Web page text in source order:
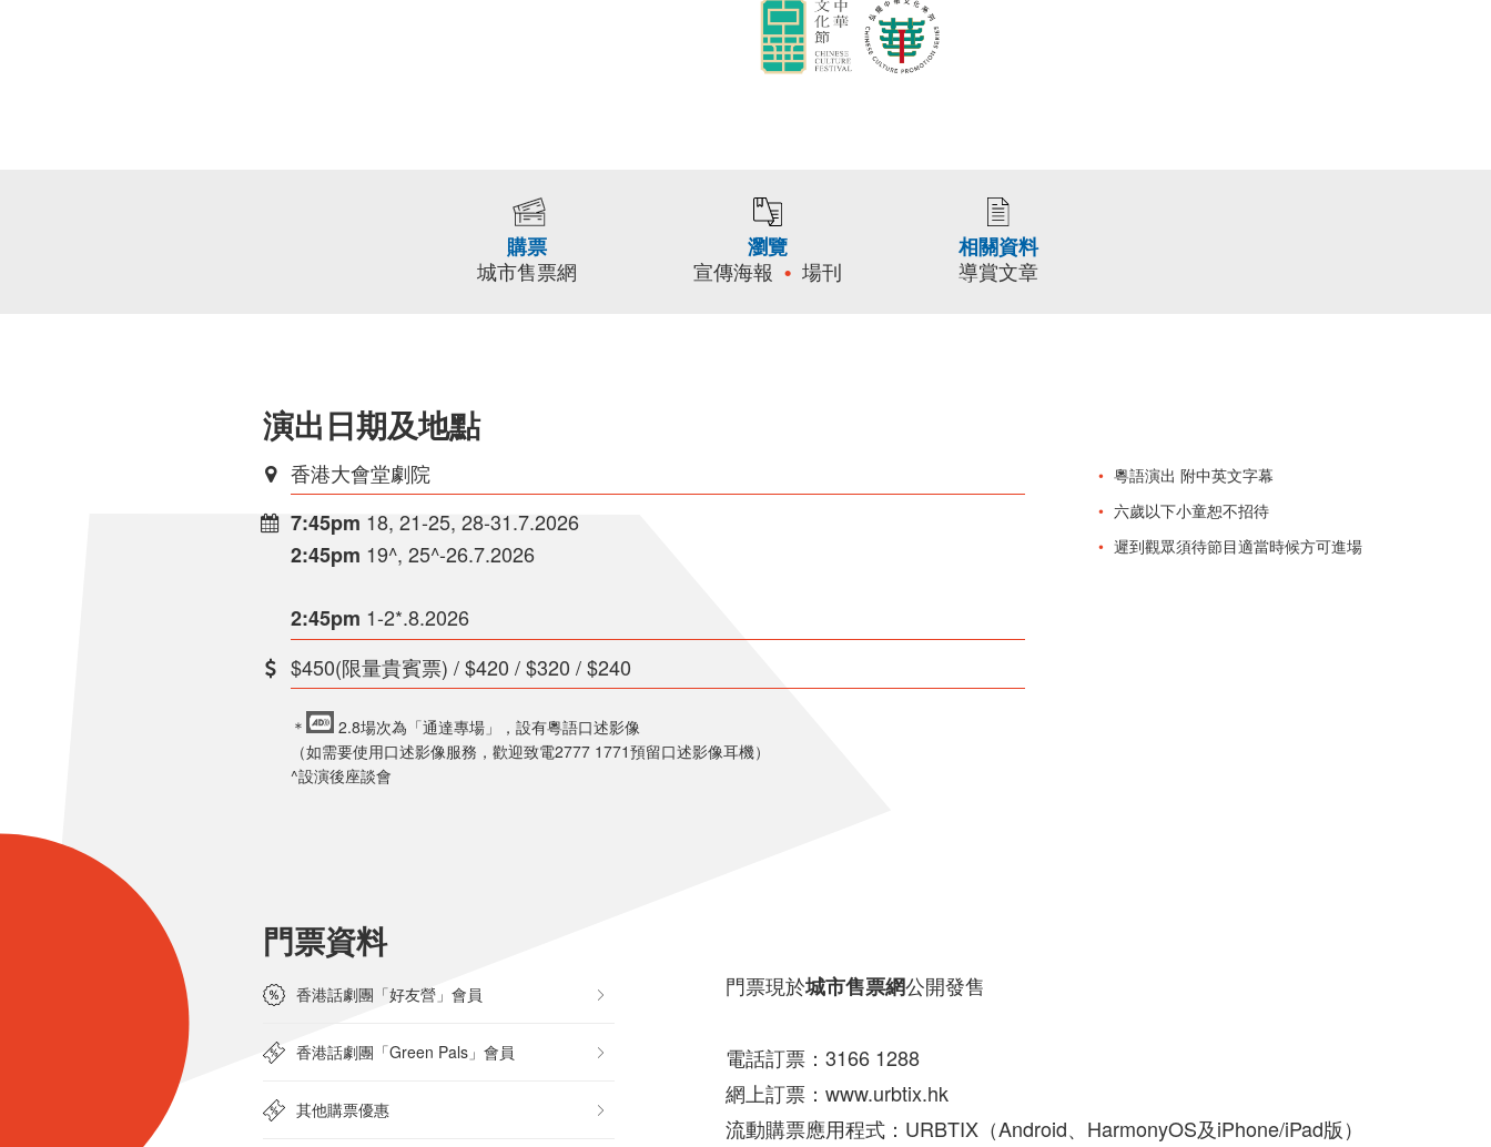
購票
城市售票網
瀏覽
宣傳海報
場刊
相關資料
導賞文章
演出日期及地點
香港大會堂劇院
7:45pm 18, 21-25, 28-31.7.2026
2:45pm 19^, 25^-26.7.2026
2:45pm 1-2*.8.2026
$450(限量貴賓票) / $420 / $320 / $240
＊
2.8場次為「通達專場」，設有粵語口述影像
（如需要使用口述影像服務，歡迎致電2777 1771預留口述影像耳機）
^設演後座談會
粵語演出 附中英文字幕
六歲以下小童恕不招待
遲到觀眾須待節目適當時候方可進場
門票資料
香港話劇團「好友營」會員
香港話劇團「Green Pals」會員
其他購票優惠
門票現於城市售票網公開發售
電話訂票：3166 1288
網上訂票：www.urbtix.hk
流動購票應用程式：URBTIX（Android、HarmonyOS及iPhone/iPad版）